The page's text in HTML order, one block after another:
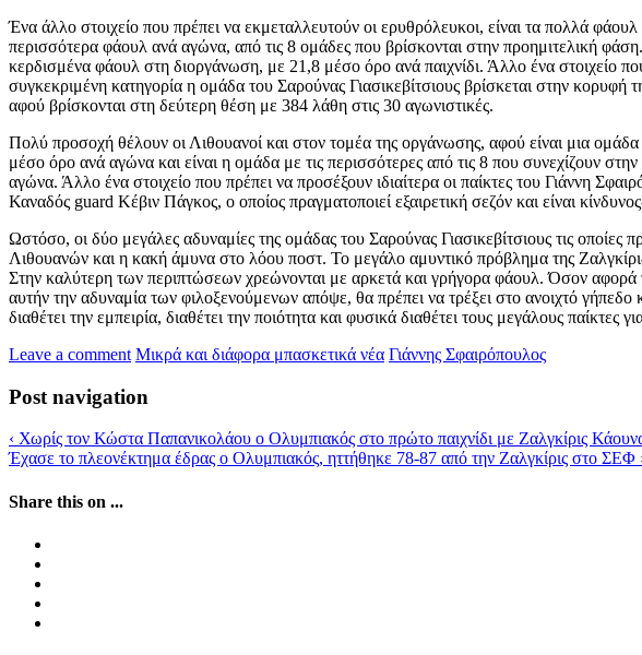
Ένα άλλο στοιχείο που πρέπει να εκμεταλλευτούν οι ερυθρόλευκοι, είναι τα πολλά
περισσότερα φάουλ ανά αγώνα, από τις 8 ομάδες που βρίσκονται στην προημιτελική
κερδισμένα φάουλ στη διοργάνωση, με 21,8 μέσο όρο ανά παιχνίδι. Άλλο ένα στοιχείο
συγκεκριμένη κατηγορία η ομάδα του Σαρούνας Γιασικεβίτσιους βρίσκεται στην
αφού βρίσκονται στη δεύτερη θέση με 384 λάθη στις 30 αγωνιστικές.
Πολύ προσοχή θέλουν οι Λιθουανοί και στον τομέα της οργάνωσης, αφού είναι μια
μέσο όρο ανά αγώνα και είναι η ομάδα με τις περισσότερες από τις 8 που συνεχίζουν
αγώνα. Άλλο ένα στοιχείο που πρέπει να προσέξουν ιδιαίτερα οι παίκτες του Γιάννη
Καναδός guard Κέβιν Πάγκος, ο οποίος πραγματοποιεί εξαιρετική σεζόν και είναι
Ωστόσο, οι δύο μεγάλες αδυναμίες της ομάδας του Σαρούνας Γιασικεβίτσιους τις
Λιθουανών και η κακή άμυνα στο λόου ποστ. Το μεγάλο αμυντικό πρόβλημα της
Στην καλύτερη των περιπτώσεων χρεώνονται με αρκετά και γρήγορα φάουλ. Όσον αφορά
αυτήν την αδυναμία των φιλοξενούμενων απόψε, θα πρέπει να τρέξει στο ανοιχτό
διαθέτει την εμπειρία, διαθέτει την ποιότητα και φυσικά διαθέτει τους μεγάλους
Leave a comment Μικρά και διάφορα μπασκετικά νέα Γιάννης Σφαιρόπουλος
Post navigation
‹ Χωρίς τον Κώστα Παπανικολάου ο Ολυμπιακός στο πρώτο παιχνίδι με Ζαλγκίρις
Έχασε το πλεονέκτημα έδρας ο Ολυμπιακός, ηττήθηκε 78-87 από την Ζαλγκίρις στο ΣΕΦ
Share this on ...